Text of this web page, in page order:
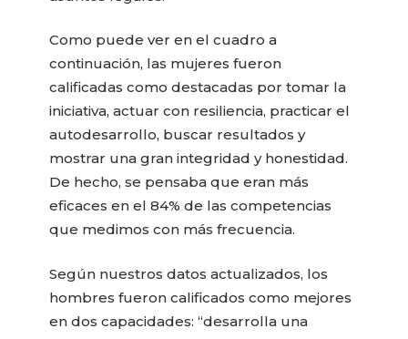
Como puede ver en el cuadro a
continuación, las mujeres fueron
calificadas como destacadas por tomar la
iniciativa, actuar con resiliencia, practicar el
autodesarrollo, buscar resultados y
mostrar una gran integridad y honestidad.
De hecho, se pensaba que eran más
eficaces en el 84% de las competencias
que medimos con más frecuencia.
Según nuestros datos actualizados, los
hombres fueron calificados como mejores
en dos capacidades: “desarrolla una